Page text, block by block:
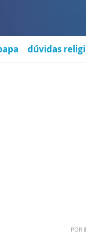
dúvidas
POR